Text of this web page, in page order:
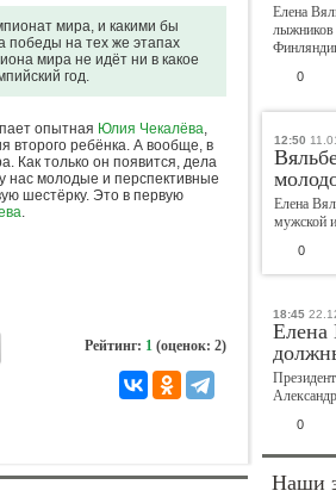
мира, и какими бы
победы на тех же этапах
мира не идёт ни в какое
год.
опытная Юлия Чекалёва,
второго ребёнка. А вообще, в
Как только он появится, дела
нас молодые и перспективные
шестёрку. Это в первую
.
Рейтинг: 1 (оценок: 2)
Рудольф
Брюсов
Елена
лыжников
0
12:50
Елена
мужской
0
18:45
Елена
0
Наши